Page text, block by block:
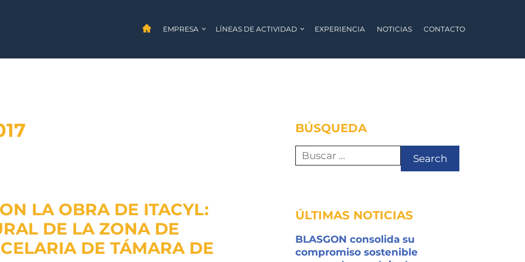
EMPRESA LÍNEAS DE ACTIVIDAD EXPERIENCIA NOTICIAS CONTACTO
LA OBRA DE ITACYL:
DE LA ZONA DE
DE TÁMARA DE
BÚSQUEDA
Search
for:
ÚLTIMAS NOTICIAS
BLASGON consolida su
compromiso sostenible